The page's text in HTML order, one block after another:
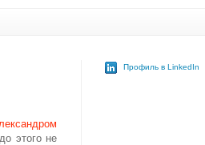
этого не
Профиль в LinkedIn